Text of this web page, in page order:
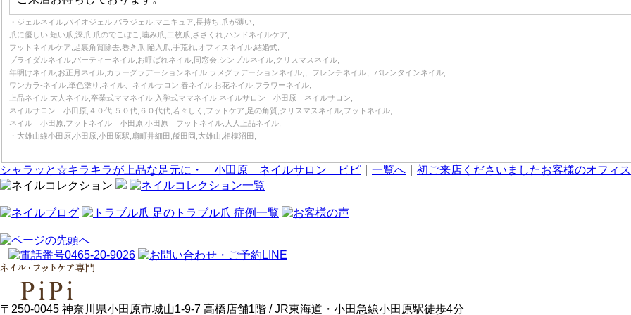
・ジェルネイル,バイオジェル,パラジェル,マニキュア,長持ち,爪が薄い,
爪に優しい,短い爪,深爪,爪のでこぼこ,噛み爪,二枚爪,ささくれ,ハンドネイルケア,
フットネイルケア,足裏角質除去,巻き爪,陥入爪,手荒れ,オフィスネイル,結婚式,
ブライダルネイル,パーティーネイル,お呼ばれネイル,同窓会,シンプルネイル,クリスマスネイル,
年明けネイル,お正月ネイル,カラーグラデーションネイル,ラメグラデーションネイル,、フレンチネイル、バレンタインネイル,
ワンカラ‐ネイル,単色塗り,ネイル、ネイルサロン,春ネイル,お花ネイル,フラワーネイル,
上品ネイル,大人ネイル,卒業式ママネイル,入学式ママネイル,ネイルサロン 小田原 ネイルサロン,
ネイルサロン 小田原,４０代,５０代,６０代代,若々しく,フットケア,足の角質,クリスマスネイル,フットネイル,
ネイル 小田原,フットネイル 小田原,小田原 フットネイル,大人上品ネイル,
・大雄山線小田原,小田原,小田原駅,扇町井細田,飯田岡,大雄山,相模沼田,
シャラッと☆キラキラが上品な足元に・ 小田原 ネイルサロン ピピ 一覧へ 初ご来店くださいましたお客様のオフ
〒250-0045 神奈川県小田原市城山1-9-7 高橋店舗1階 / JR東海道・小田急線小田原駅徒歩4分